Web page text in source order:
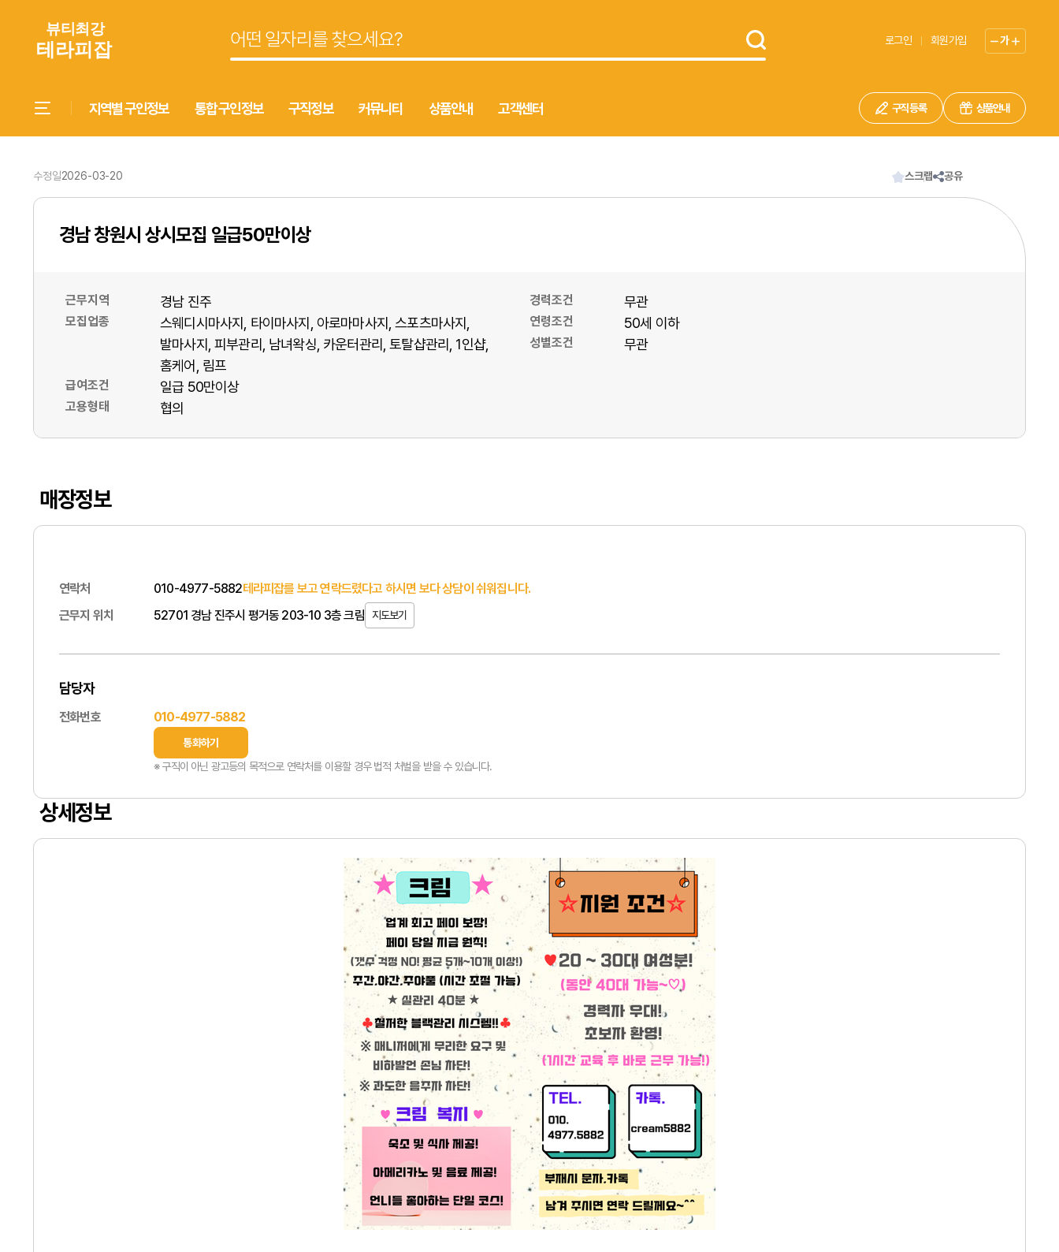
로그인 회원가입 가
지역별 구인정보 통합 구인정보 구직정보 커뮤니티 상품안내 고객센터 구직 등록 상품안내
수정일2026-03-20 스크랩 공유
경남 창원시 상시모집 일급50만이상
근무지역 경남 진주
모집업종 스웨디시마사지 타이마사지 아로마마사지 스포츠마사지
발마사지 피부관리 남녀왁싱 카운터관리 토탈샵관리
1인샵
홈케어
림프
급여조건 일급 50만이상
고용형태 협의
경력조건 무관
연령조건 50세 이하
성별조건 무관
매장정보
연락처 010-4977-5882테라피잡를 보고 연락드렸다고 하시면 보다 상담이 쉬워집니다.
근무지 위치
52701 경남 진주시 평거동 203-10 3층 크림 지도보기
담당자
전화번호 010-4977-5882
통화하기
※ 구직이 아닌 광고등의 목적으로 연락처를 이용할 경우 법적 처벌을 받을 수 있습니다.
상세정보